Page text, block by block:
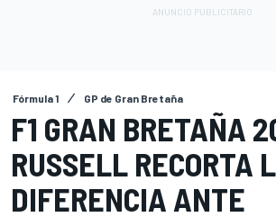
Fórmula 1 GP de Gran Bretaña
F1 GRAN BRETAÑA
RUSSELL RECORTA
DIFERENCIA ANTE